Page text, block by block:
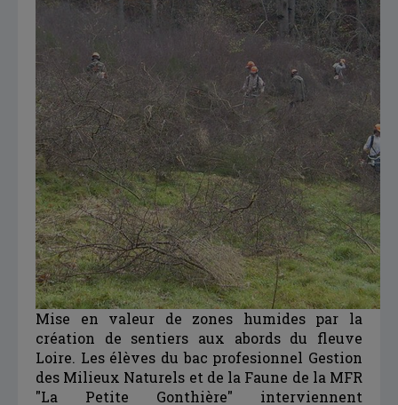
Mise en valeur de zones humides par la
création de sentiers aux abords du fleuve
Loire. Les élèves du bac profesionnel Gestion
des Milieux Naturels et de la Faune de la MFR
"La Petite Gonthière" interviennent